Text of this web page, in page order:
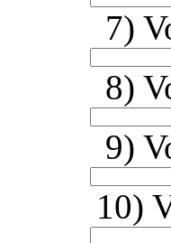
7)
8)
9)
10)